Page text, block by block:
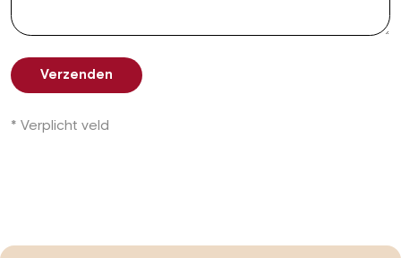
Verzenden
* Verplicht veld